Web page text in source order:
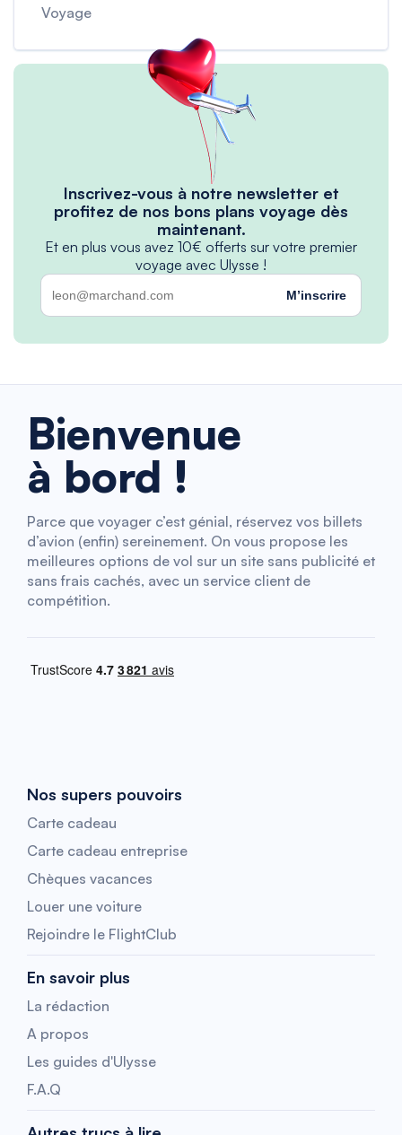
Voyage
Inscrivez-vous à notre newsletter et
profitez de nos bons plans voyage dès
maintenant.
Et en plus vous avez 10€ offerts sur votre premier
voyage avec Ulysse !
M’inscrire
Bienvenue
à bord !
Parce que voyager c’est génial, réservez vos billets
d’avion (enfin) sereinement. On vous propose les
meilleures options de vol sur un site sans publicité et
sans frais cachés, avec un service client de
compétition.
Nos supers pouvoirs
Carte cadeau
Carte cadeau entreprise
Chèques vacances
Louer une voiture
Rejoindre le FlightClub
En savoir plus
La rédaction
A propos
Les guides d'Ulysse
F.A.Q